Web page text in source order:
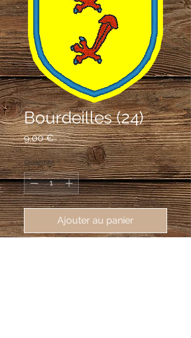
Bourdeilles (24)
9,00 €Prix
Quantité *
Ajouter au panier